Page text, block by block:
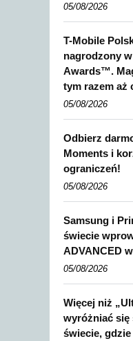
05/08/2026
T-Mobile
nagrodzony
Awards™.
tym razem aż
05/08/2026
Odbierz
Moments i
ograniczeń!
05/08/2026
Samsung i
świecie
ADVANCED
05/08/2026
Więcej niż
wyróżniać się
świecie,